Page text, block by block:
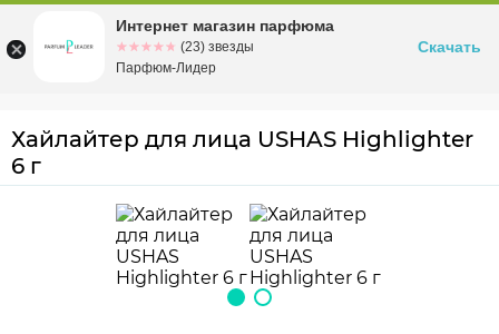
Омскул. Заозерная, 11, к. 1
Хайлайтер для лица USHAS Highlighter
6 г
Интернет магазин парфюма
☆☆☆☆☆
★★★★★ (23) звезды
Парфюм-Лидер
Скачать